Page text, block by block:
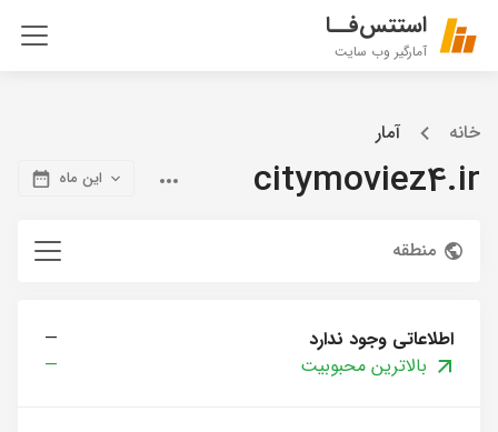
استتس‌فــا
آمارگیر وب سایت
خانه آمار
citymoviez4.ir این ماه
منطقه
اطلاعاتی وجود ندارد
—
بالاترین محبوبیت
—